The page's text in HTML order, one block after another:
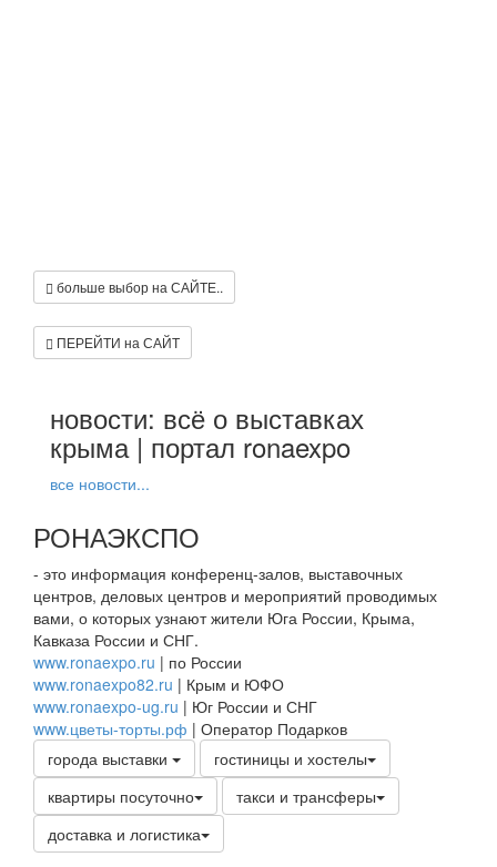
больше выбор на САЙТЕ..
ПЕРЕЙТИ на САЙТ
новости: всё о выставках
крыма | портал ronaexpo
все новости...
РОНАЭКСПО
- это информация конференц-залов, выставочных
центров, деловых центров и мероприятий проводимых
вами, о которых узнают жители Юга России, Крыма,
Кавказа России и СНГ.
www.ronaexpo.ru | по России
www.ronaexpo82.ru | Крым и ЮФО
www.ronaexpo-ug.ru | Юг России и СНГ
www.цветы-торты.рф | Оператор Подарков
города выставки
гостиницы и хостелы
квартиры посуточно
такси и трансферы
доставка и логистика